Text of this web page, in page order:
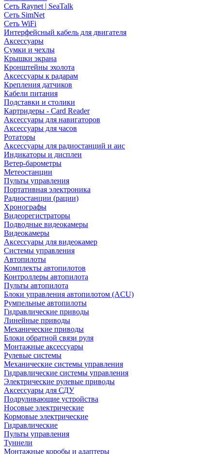
Сеть Raynet | SeaTalk
Сеть SimNet
Сеть WiFi
Интерфейсный кабель для двигателя
Аксессуары
Сумки и чехлы
Крышки экрана
Кронштейны эхолота
Аксессуары к радарам
Крепления датчиков
Кабели питания
Подставки и столики
Картридеры - Card Reader
Аксессуары для навигаторов
Аксессуары для часов
Ротаторы
Аксессуары для радиостанций и аис
Индикаторы и дисплеи
Ветер-барометры
Метеостанции
Пульты управления
Портативная электроника
Радиостанции (рации)
Хронографы
Видеорегистраторы
Подводные видеокамеры
Видеокамеры
Аксессуары для видеокамер
Системы управления
Автопилоты
Комплекты автопилотов
Контроллеры автопилота
Пульты автопилота
Блоки управления автопилотом (ACU)
Румпельные автопилоты
Гидравлические приводы
Линейные приводы
Механические приводы
Блоки обратной связи руля
Монтажные аксессуары
Рулевые системы
Механические системы управления
Гидравлические системы управления
Электрические рулевые приводы
Аксессуары для СДУ
Подруливающие устройства
Носовые электрические
Кормовые электрические
Гидравлические
Пульты управления
Туннели
Монтажные коробы и адаптеры